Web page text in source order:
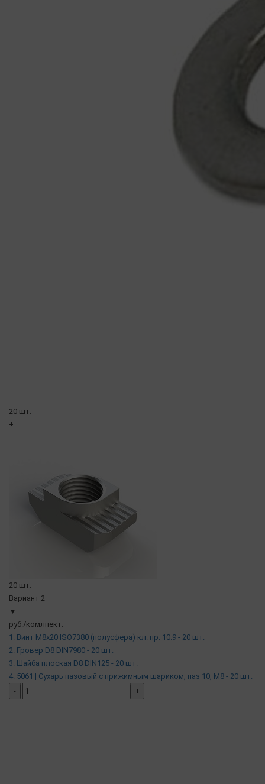
20 шт.
+
20 шт.
Вариант 2
▼
руб./комлпект.
1. Винт М8х20 ISO7380 (полусфера) кл. пр. 10.9 - 20 шт.
2. Гровер D8 DIN7980 - 20 шт.
3. Шайба плоская D8 DIN125 - 20 шт.
4. 5061 | Сухарь пазовый c прижимным шариком, паз 10, М8 - 20 шт.
-
+